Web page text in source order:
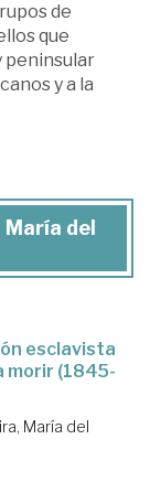
de
que
peninsular
y a la
del
esclavista
morir (1845-
María del